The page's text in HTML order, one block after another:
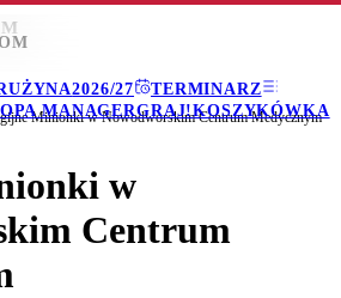
2026/27
TERMINARZ
MANAGERGRAJ!KOSZYKÓWKA
Minionki w Nowodworskim Centrum Medycznym
w
Centrum